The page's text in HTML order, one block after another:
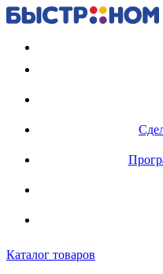
Каталог товаров